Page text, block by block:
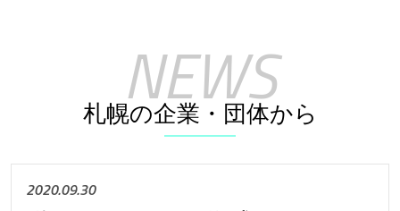
札幌の企業・団体から
2020.09.30